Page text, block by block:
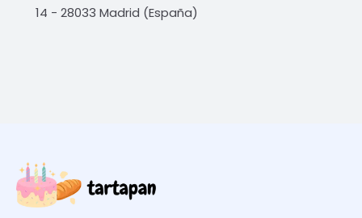
14 - 28033 Madrid (España)